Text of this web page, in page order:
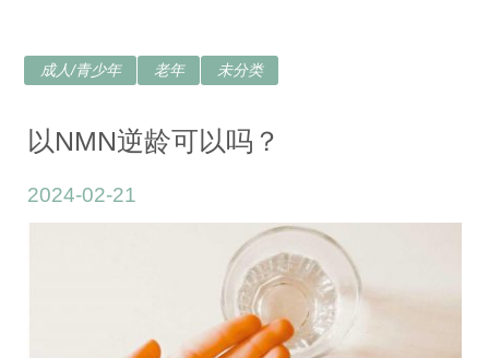
成人/青少年 老年 未分类
以NMN逆龄可以吗？
2024-02-21